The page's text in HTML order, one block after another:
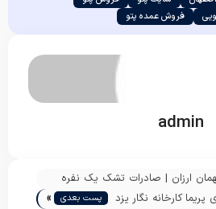
فروش عمده پتو
admin
ارزان | صادرات تشک یک نفره
به عراق
کارخانه نگار یزد پست بعدی »